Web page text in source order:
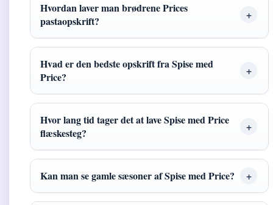
Hvordan laver man brødrene Prices
pastaopskrift?
Hvad er den bedste opskrift fra Spise med
Price?
Hvor lang tid tager det at lave Spise med Price
flæskesteg?
Kan man se gamle sæsoner af Spise med Price?